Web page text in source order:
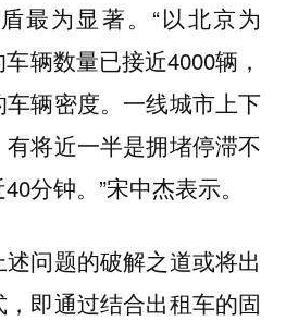
最为显著。“以北京为
辆数量已接近4000辆，
辆密度。一线城市上下
将近一半是拥堵停滞不
分钟。”宋中杰表示。
问题的破解之道或将出
即通过结合出租车的固